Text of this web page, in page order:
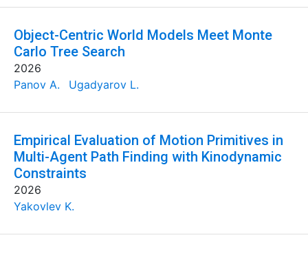
Object-Centric World Models Meet Monte
Carlo Tree Search
2026
Panov A.
Ugadyarov L.
Empirical Evaluation of Motion Primitives in
Multi-Agent Path Finding with Kinodynamic
Constraints
2026
Yakovlev K.